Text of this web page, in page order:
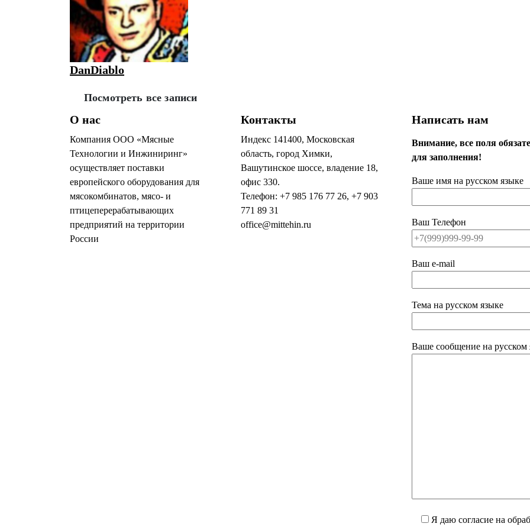
DanDiablo
Посмотреть все записи
О нас
Компания ООО «Мясные
Технологии и Инжиниринг»
осуществляет поставки
европейского оборудования для
мясокомбинатов, мясо- и
птицеперерабатывающих
предприятий на территории
России
Контакты
Индекс 141400, Московская
область, город Химки,
Вашутинское шоссе, владение 18,
офис 330.
Телефон: +7 985 176 77 26, +7 903
771 89 31
office@mittehin.ru
Написать нам
Внимание, все поля
для заполнения!
Ваше имя на русском языке
Ваш Телефон
Ваш e-mail
Тема на русском языке
Ваше сообщение на русском
Я даю согласие на